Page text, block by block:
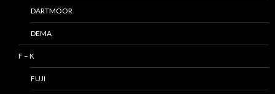
DARTMOOR
DEMA
F – K
FUJI